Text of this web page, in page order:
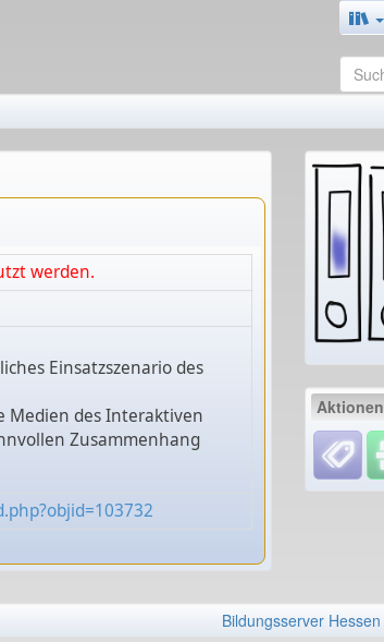
werden.
Einsatzszenario des
Medien des Interaktiven
Zusammenhang
Aktionen
Bildungsserver Hessen